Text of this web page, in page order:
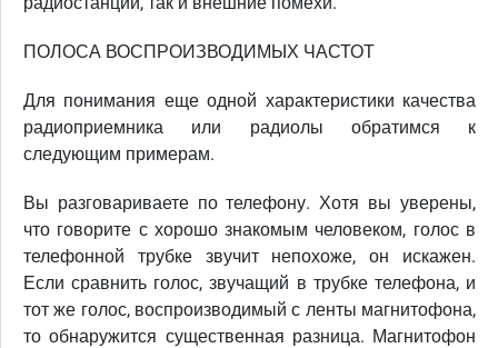
ПОЛОСА ВОСПРОИЗВОДИМЫХ ЧАСТОТ
Для понимания еще одной характеристики качества
радиоприемника или радиолы обратимся к
следующим примерам.
Вы разговариваете по телефону. Хотя вы уверены,
что говорите с хорошо знакомым человеком, голос в
телефонной трубке звучит непохоже, он искажен.
Если сравнить голос, звучащий в трубке телефона, и
тот же голос, воспроизводимый с ленты магнитофона,
то обнаружится существенная разница. Магнитофон